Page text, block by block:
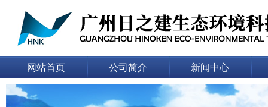
网站首页 公司简介 新闻中心